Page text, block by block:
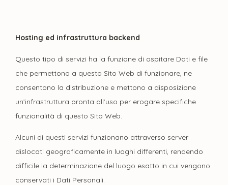
Hosting ed infrastruttura backend
Questo tipo di servizi ha la funzione di ospitare Dati e file
che permettono a questo Sito Web di funzionare, ne
consentono la distribuzione e mettono a disposizione
un’infrastruttura pronta all’uso per erogare specifiche
funzionalità di questo Sito Web.
Alcuni di questi servizi funzionano attraverso server
dislocati geograficamente in luoghi differenti, rendendo
difficile la determinazione del luogo esatto in cui vengono
conservati i Dati Personali.